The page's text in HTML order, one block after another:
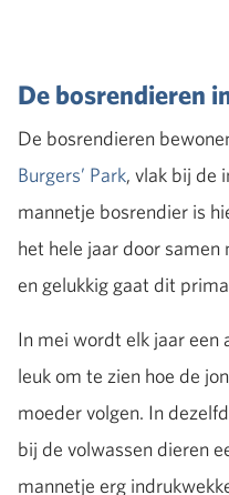
De bosrendieren
De bosrendieren
Burgers’ Park, vlak bij de
mannetje bosrendier is
het hele jaar door
en gelukkig gaat dit
In mei wordt elk jaar een
leuk om te zien hoe de
moeder volgen. In
bij de volwassen dieren
mannetje erg